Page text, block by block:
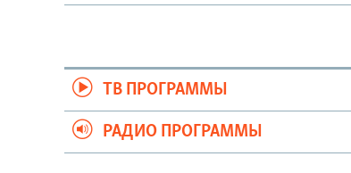
ТВ ПРОГРАММЫ
РАДИО ПРОГРАММЫ